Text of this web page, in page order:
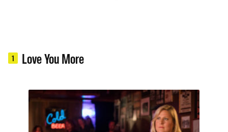
1 Love You More